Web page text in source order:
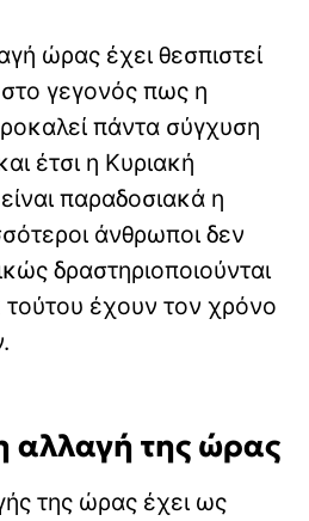
ώρας έχει θεσπιστεί
στο γεγονός πως η
πάντα σύγχυση
έτσι η Κυριακή
παραδοσιακά η
άνθρωποι δεν
δραστηριοποιούνται
τούτου έχουν τον χρόνο
η αλλαγή της ώρας
της ώρας έχει ως